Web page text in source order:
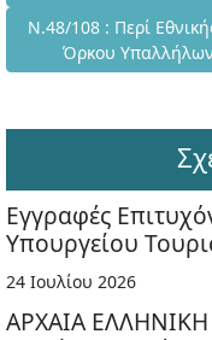
Επόμενο άρθρο: Ν.48/
Ν.48/108 : Περί
Όρκου
Εγγραφές
Υπουργείου
24 Ιουλίου 2026
ΑΡΧΑΙΑ